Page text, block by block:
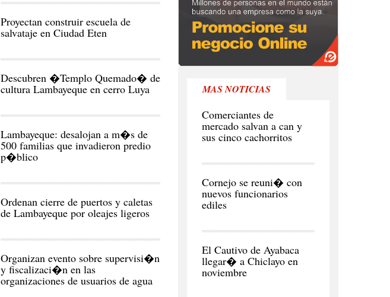
Proyectan construir escuela de
salvataje en Ciudad Eten
Descubren �Templo Quemado� de
cultura Lambayeque en cerro Luya
Lambayeque: desalojan a m�s de
500 familias que invadieron predio
p�blico
Ordenan cierre de puertos y caletas
de Lambayeque por oleajes ligeros
Organizan evento sobre supervisi�n
y fiscalizaci�n en las
organizaciones de usuarios de agua
MAS NOTICIAS
Comerciantes de
mercado salvan a can y
sus cinco cachorritos
Cornejo se reuni� con
nuevos funcionarios
ediles
El Cautivo de Ayabaca
llegar� a Chiclayo en
noviembre